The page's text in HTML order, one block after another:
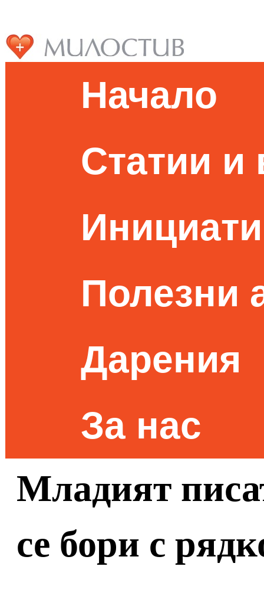
Начало
Статии и
Полезни
Дарения
За нас
Младият
се бори с